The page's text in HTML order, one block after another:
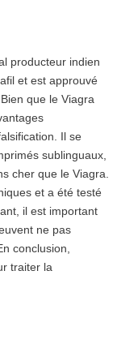
producteur indien
et est approuvé
que le Viagra
Il se
sublinguaux,
cher que le Viagra.
et a été testé
il est important
ne pas
conclusion,
traiter la